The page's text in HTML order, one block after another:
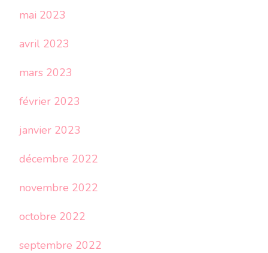
mai 2023
avril 2023
mars 2023
février 2023
janvier 2023
décembre 2022
novembre 2022
octobre 2022
septembre 2022